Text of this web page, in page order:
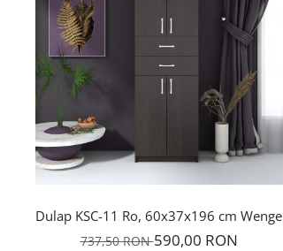
Dulap KSC-11 Ro, 60x37x196 cm Wenge
737,50 RON590,00 RON